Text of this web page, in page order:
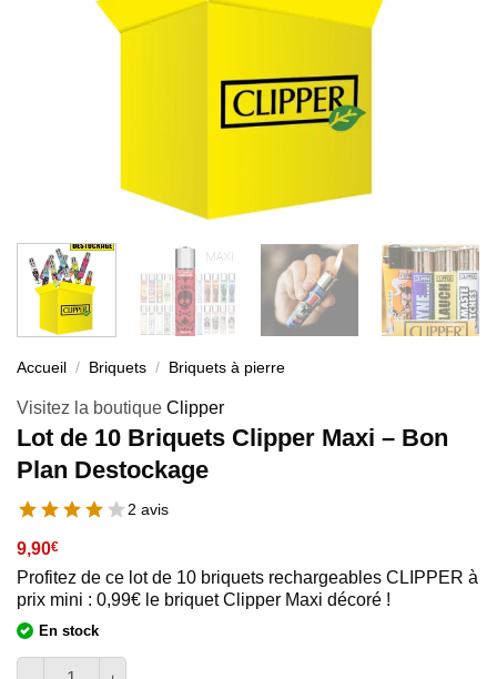
Accueil / Briquets / Briquets à pierre
Visitez la boutique Clipper
Lot de 10 Briquets Clipper Maxi – Bon
Plan Destockage
2 avis
9,90€
Profitez de ce lot de 10 briquets rechargeables CLIPPER à
prix mini : 0,99€ le briquet Clipper Maxi décoré !
En stock
quantité de Lot de 10 Briquets Clipper Maxi - Bon Plan